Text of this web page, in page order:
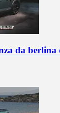
da berlina